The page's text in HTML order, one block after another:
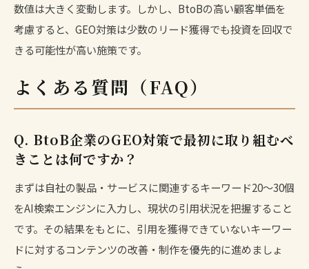
数値は大きく変動します。しかし、BtoBの高い顧客単価を
考慮すると、GEO対策は少数のリード獲得でも投資を回収で
きる可能性が高い施策です。
よくある質問（FAQ）
Q. BtoB企業のGEO対策で最初に取り組むべ
きことは何ですか？
まずは自社の製品・サービスに関連するキーワード20〜30個
をAI検索エンジンに入力し、現状の引用状況を把握すること
です。その結果をもとに、引用を獲得できていないキーワー
ドに対するコンテンツの改善・制作を優先的に進めましょ